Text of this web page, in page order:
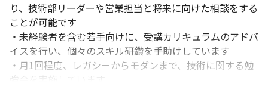
り、技術部リーダーや営業担当と将来に向けた相談をする
ことが可能です
・未経験者を含む若手向けに、受講カリキュラムのアドバ
イスを行い、個々のスキル研鑽を手助けしています
・月1回程度、レガシーからモダンまで、技術に関する勉
強会を実施しています